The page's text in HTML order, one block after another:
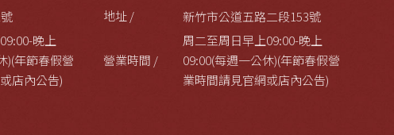
晚上
)(年節春假營
店內公告)
地址 /
新竹市公道五路二段153號
營業時間 /
周二至周日早上09:00-晚上
09:00(每週一公休)(年節春假營
業時間請見官網或店內公告)